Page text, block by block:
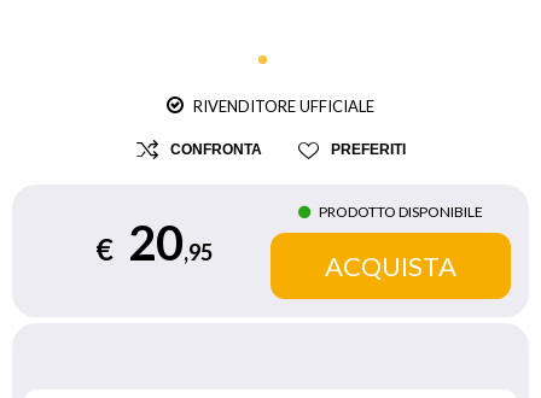
RIVENDITORE UFFICIALE
CONFRONTA PREFERITI
€ 20,95
PRODOTTO DISPONIBILE